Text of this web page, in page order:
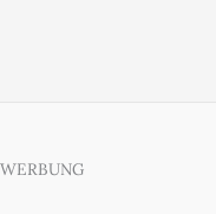
WERBUNG